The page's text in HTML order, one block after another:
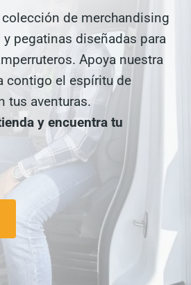
colección de
camisetas y pegatinas
verdaderos
nuestra comunidad y
de CamperRuteros en
y encuentra tu